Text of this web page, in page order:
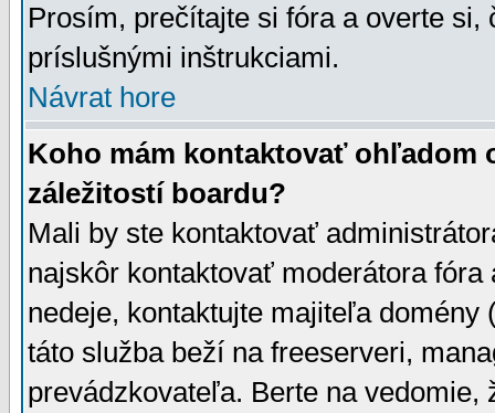
Prosím, prečítajte si fóra a overte
príslušnými inštrukciami.
Návrat hore
Koho mám kontaktovať ohľadom
záležitostí boardu?
Mali by ste kontaktovať
najskôr kontaktovať moderátora
nedeje, kontaktujte majiteľa
táto služba beží na freeserveri,
prevádzkovateľa. Berte na